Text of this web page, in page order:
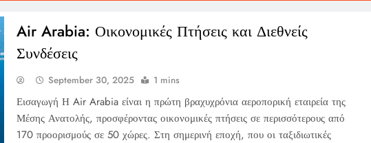
Air Arabia: Οικονομικές Πτήσεις και Διεθνείς
Συνδέσεις
September 30, 2025 1 mins
Εισαγωγή Η Air Arabia είναι η πρώτη βραχυχρόνια αεροπορική εταιρεία της
Μέσης Ανατολής, προσφέροντας οικονομικές πτήσεις σε περισσότερους από
170 προορισμούς σε 50 χώρες. Στη σημερινή εποχή, που οι ταξιδιωτικές